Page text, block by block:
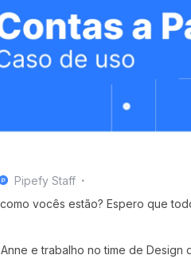
Pipefy Staff
vocês estão? Espero que
e trabalho no time de